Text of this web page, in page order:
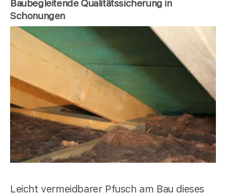
Baubegleitende Qualitätssicherung in
Schonungen
Leicht vermeidbarer Pfusch am Bau dieses